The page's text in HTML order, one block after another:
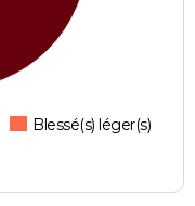
Blessé(s) léger(s)